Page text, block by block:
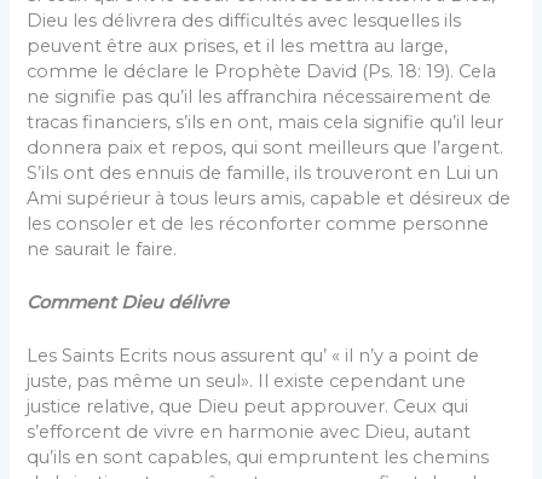
Dieu les délivrera des difficultés avec les­quelles ils
peuvent être aux prises, et il les met­tra au large,
comme le déclare le Prophète David (Ps. 18: 19). Cela
ne signifie pas qu’il les affranchira nécessairement de
tracas financiers, s’ils en ont, mais cela signifie qu’il leur
donnera paix et repos, qui sont meilleurs que l’argent.
S’ils ont des ennuis de famille, ils trouveront en Lui un
Ami supérieur à tous leurs amis, capable et désireux de
les consoler et de les réconforter comme personne
ne saurait le faire.
Comment Dieu délivre
Les Saints Ecrits nous assurent qu’ « il n’y a point de
juste, pas même un seul». Il existe cepen­dant une
justice relative, que Dieu peut approuver. Ceux qui
s’efforcent de vivre en harmonie avec Dieu, autant
qu’ils en sont capables, qui emprun­tent les chemins